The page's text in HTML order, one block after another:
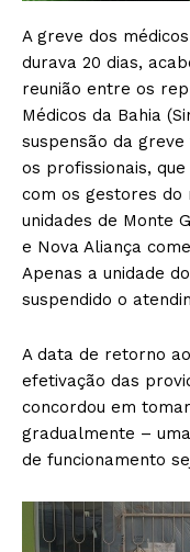
A greve dos
durava 20 dias,
reunião entre os
Médicos da Bahia
suspensão da
os profissionais,
com os gestores do
unidades de Monte
e Nova Aliança
Apenas a unidade
suspendido o
A data de retorno
efetivação das
concordou em
gradualmente –
de funcionamento